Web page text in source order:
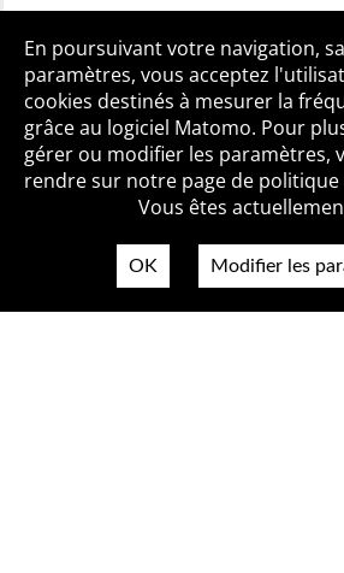
Toutes les
Qui sommes-nous ? Mentions
Politique de
En poursuivant votre navigation,
paramètres, vous acceptez
cookies destinés à mesurer la
grâce au logiciel Matomo. Pour
gérer ou modifier les paramètres,
rendre sur notre page de
Vous êtes
OK Modifier les